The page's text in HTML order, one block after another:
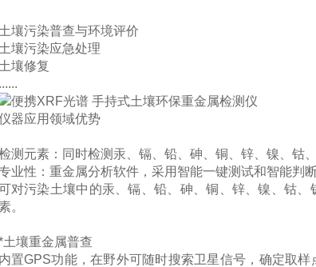
土壤污染普查与环境评价
土壤污染应急处理
土壤修复
......
器应用领域优势
测元素：同时检测汞、镉、铅、砷、铜、锌、镍、钴
业性：重金属分析软件，采用智能一键测试和智能判
对污染土壤中的汞、镉、铅、砷、铜、锌、镍、钴
。
土壤重金属普查
内置GPS功能，在野外可随时搜索卫星信号，确定取